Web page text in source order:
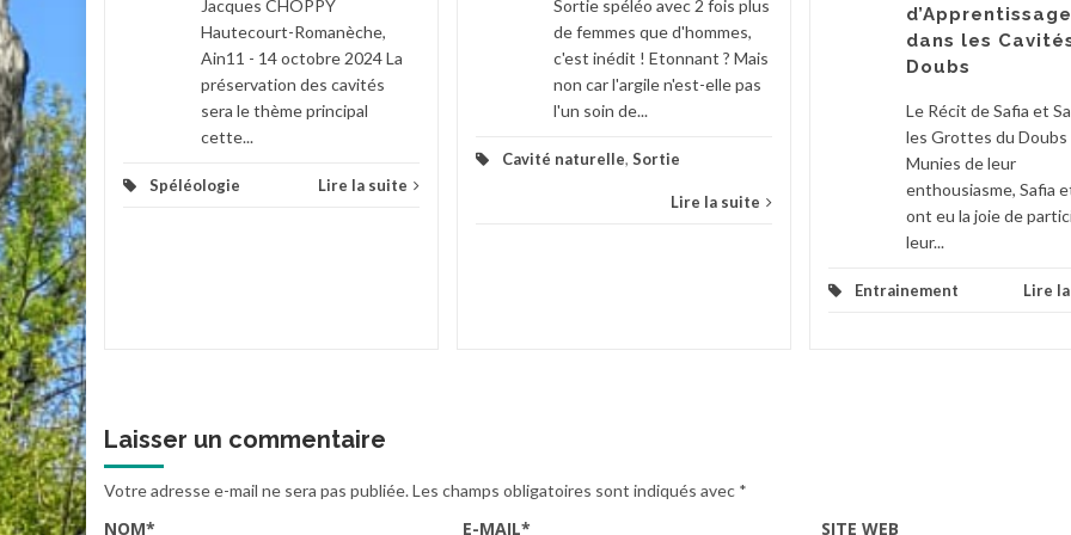
suite
Jacques CHOPPY
Hautecourt-Romanèche,
Ain11 - 14 octobre 2024 La
préservation des cavités
sera le thème principal
cette...
Spéléologie Lire la suite
Sortie spéléo avec 2 fois plus
de femmes que d'hommes,
c'est inédit ! Etonnant ? Mais
non car l'argile n'est-elle pas
l'un soin de...
Cavité naturelle, Sortie
Lire la suite
d’Apprentissage
dans les
Doubs
Le Récit de Safia et
les Grottes du Doubs
Munies de leur
enthousiasme, Safia
ont eu la joie de
leur...
Entrainement Lire
Laisser un commentaire
Votre adresse e-mail ne sera pas publiée.Les champs obligatoires sont indiqués avec *
NOM* E-MAIL* SITE WEB